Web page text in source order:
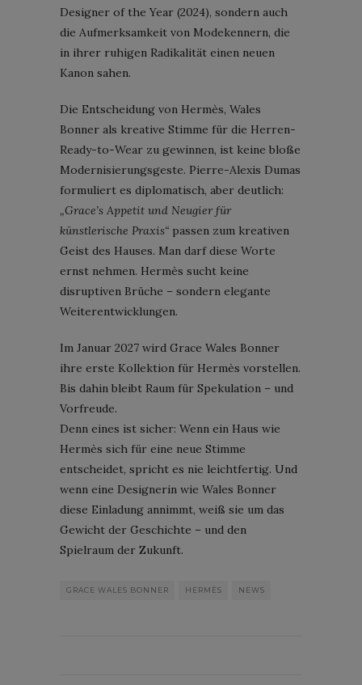
Designer of the Year (2024), sondern auch
die Aufmerksamkeit von Modekennern, die
in ihrer ruhigen Radikalität einen neuen
Kanon sahen.
Die Entscheidung von Hermès, Wales
Bonner als kreative Stimme für die Herren-
Ready-to-Wear zu gewinnen, ist keine bloße
Modernisierungsgeste. Pierre-Alexis Dumas
formuliert es diplomatisch, aber deutlich:
„Grace’s Appetit und Neugier für
künstlerische Praxis“ passen zum kreativen
Geist des Hauses. Man darf diese Worte
ernst nehmen. Hermès sucht keine
disruptiven Brüche – sondern elegante
Weiterentwicklungen.
Im Januar 2027 wird Grace Wales Bonner
ihre erste Kollektion für Hermès vorstellen.
Bis dahin bleibt Raum für Spekulation – und
Vorfreude.
Denn eines ist sicher: Wenn ein Haus wie
Hermès sich für eine neue Stimme
entscheidet, spricht es nie leichtfertig. Und
wenn eine Designerin wie Wales Bonner
diese Einladung annimmt, weiß sie um das
Gewicht der Geschichte – und den
Spielraum der Zukunft.
GRACE WALES BONNER HERMÈS NEWS